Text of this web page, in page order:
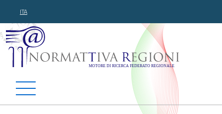
ITA
Normattiva Regioni -